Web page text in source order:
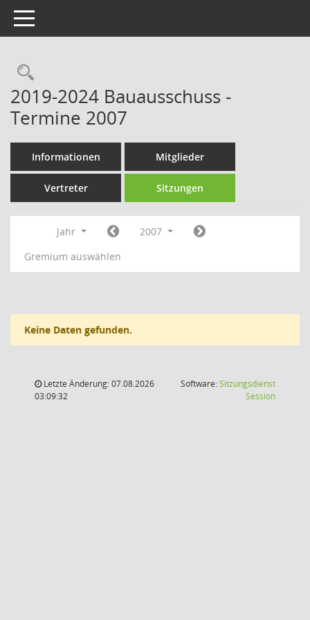
Toggle navigation
Rechercheauswahl
2019-2024 Bauausschuss -
Termine 2007
Informationen Mitglieder
Vertreter Sitzungen
Jahr
2007
Gremium auswählen
Keine Daten gefunden.
Letzte Änderung: 07.08.2026
03:09:32
Software:Sitzungsdienst
Session(Wird in